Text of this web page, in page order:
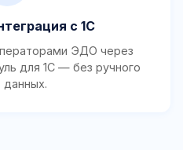
с 1С
ЭДО через
для 1С — без ручного
данных.